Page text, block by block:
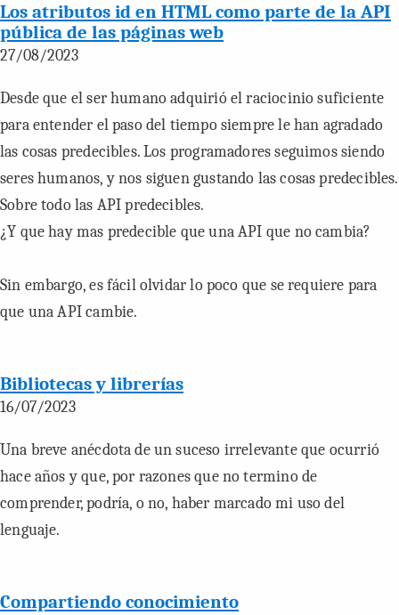
Los atributos id en HTML como parte de la API
pública de las páginas web
27/08/2023
Desde que el ser humano adquirió el raciocinio suficiente
para entender el paso del tiempo siempre le han agradado
las cosas predecibles. Los programadores seguimos siendo
seres humanos, y nos siguen gustando las cosas predecibles.
Sobre todo las API predecibles.
¿Y que hay mas predecible que una API que no cambia?
Sin embargo, es fácil olvidar lo poco que se requiere para
que una API cambie.
Bibliotecas y librerías
16/07/2023
Una breve anécdota de un suceso irrelevante que ocurrió
hace años y que, por razones que no termino de
comprender, podría, o no, haber marcado mi uso del
lenguaje.
Compartiendo conocimiento